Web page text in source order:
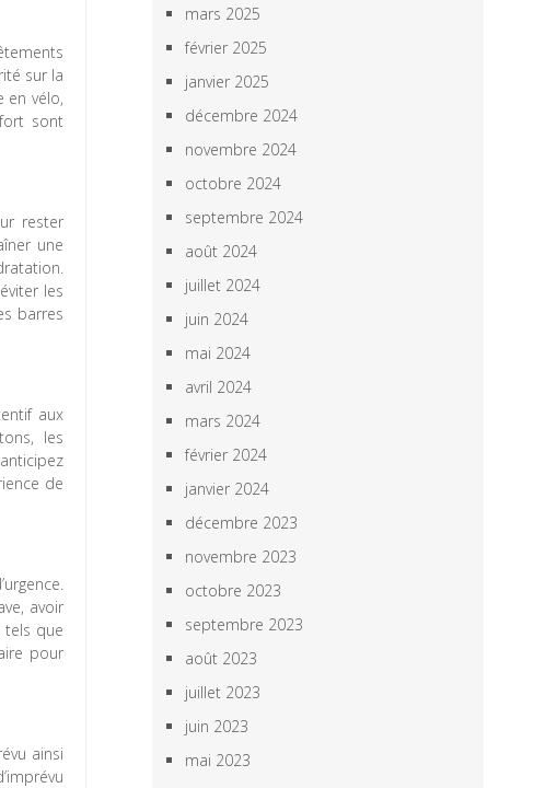
sur la
en vélo,
sont
rester
une
les
barres
aux
les
de
avoir
tels que
pour
ainsi
mars 2025
février 2025
janvier 2025
décembre 2024
novembre 2024
octobre 2024
septembre 2024
août 2024
juillet 2024
juin 2024
mai 2024
avril 2024
mars 2024
février 2024
janvier 2024
décembre 2023
novembre 2023
octobre 2023
septembre 2023
août 2023
juillet 2023
juin 2023
mai 2023